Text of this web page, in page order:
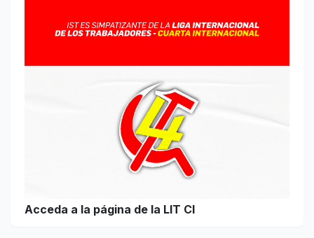
Acceda a la página de la LIT CI